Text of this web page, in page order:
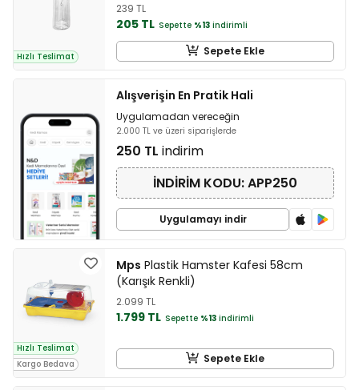
Hızlı Teslimat
239 TL
205 TL Sepette %13 indirimli
Sepete Ekle
Alışverişin En Pratik Hali
Uygulamadan vereceğin
2.000 TL ve üzeri siparişlerde
250 TL indirim
İNDİRİM KODU: APP250
Uygulamayı indir
Hızlı Teslimat
Kargo Bedava
Mps Plastik Hamster Kafesi 58cm
(Karışık Renkli)
2.099 TL
1.799 TL Sepette %13 indirimli
Sepete Ekle